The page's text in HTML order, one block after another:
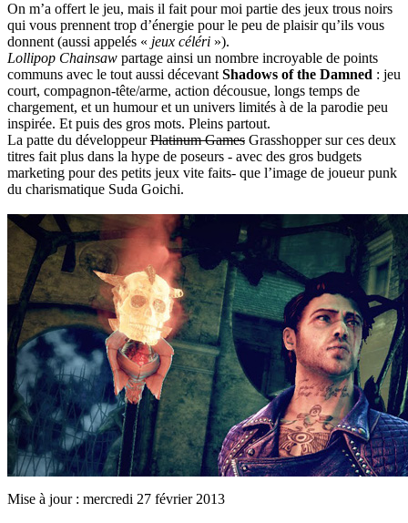
On m’a offert le jeu, mais il fait pour moi partie des jeux trous noirs
qui vous prennent trop d’énergie pour le peu de plaisir qu’ils vous
donnent (aussi appelés « jeux céléri »).
Lollipop Chainsaw partage ainsi un nombre incroyable de points
communs avec le tout aussi décevant Shadows of the Damned : jeu
court, compagnon-tête/arme, action décousue, longs temps de
chargement, et un humour et un univers limités à de la parodie peu
inspirée. Et puis des gros mots. Pleins partout.
La patte du développeurPlatinum Games Grasshopper sur ces deux
titres fait plus dans la hype de poseurs - avec des gros budgets
marketing pour des petits jeux vite faits- que l’image de joueur punk
du charismatique Suda Goichi.
Mise à jour : mercredi 27 février 2013